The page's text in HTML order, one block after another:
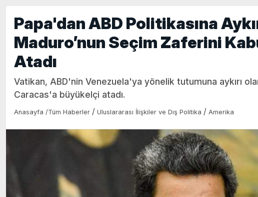
Papa'dan ABD Politikasına
Maduro’nun Seçim Zaferini
Atadı
Vatikan, ABD'nin Venezuela'ya yönelik tutumuna aykırı
Caracas'a büyükelçi atadı.
Anasayfa /Tüm Haberler / Uluslararası İlişkiler ve Dış Politika / Amerika